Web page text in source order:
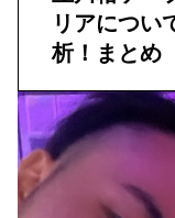
リアについ
析！まとめ